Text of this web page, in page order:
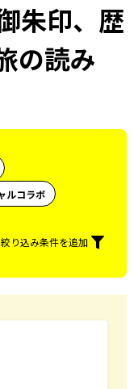
朱印、歴
の読み
ルコラボ
絞り込み条件を追加